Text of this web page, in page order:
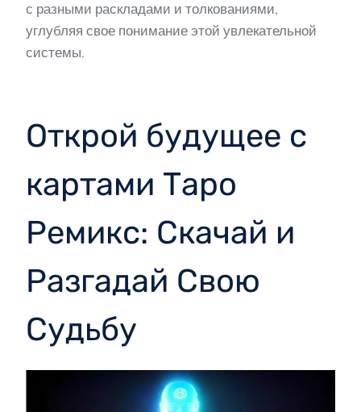
с разными раскладами и толкованиями,
углубляя свое понимание этой увлекательной
системы.
Открой будущее с
картами Таро
Ремикс: Скачай и
Разгадай Свою
Судьбу